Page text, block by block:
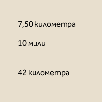
7,50 километра
10 мили
42 километра